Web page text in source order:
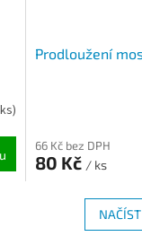
Prodloužení
66 Kč bez DPH
80 Kč / ks